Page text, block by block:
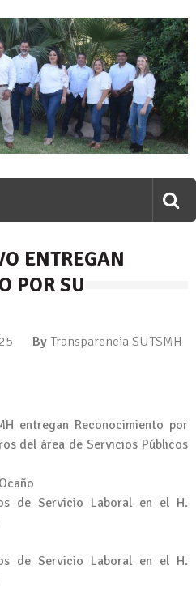
ENTREGAN
POR SU
By Transparencia SUTSMH
entregan Reconocimiento por
del área de Servicios Públicos
de Servicio Laboral en el H.
de Servicio Laboral en el H.